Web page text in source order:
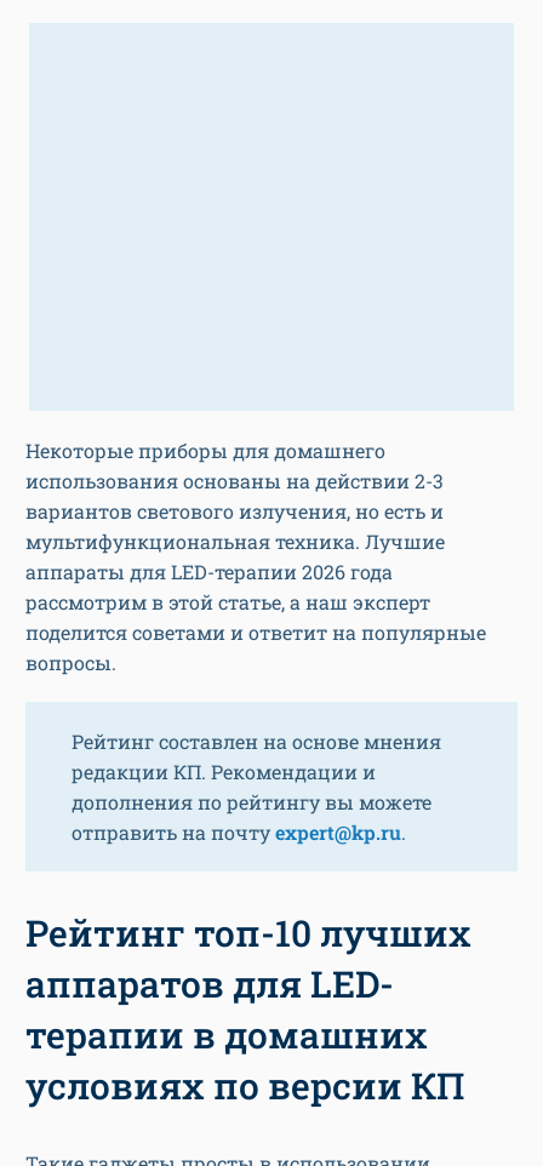
Некоторые приборы для домашнего
использования основаны на действии 2-3
вариантов светового излучения, но есть и
мультифункциональная техника. Лучшие
аппараты для LED-терапии 2026 года
рассмотрим в этой статье, а наш эксперт
поделится советами и ответит на популярные
вопросы.
Рейтинг составлен на основе мнения
редакции КП. Рекомендации и
дополнения по рейтингу вы можете
отправить на почтуexpert@kp.ru.
Рейтинг топ-10 лучших
аппаратов для LED-
терапии в домашних
условиях по версии КП